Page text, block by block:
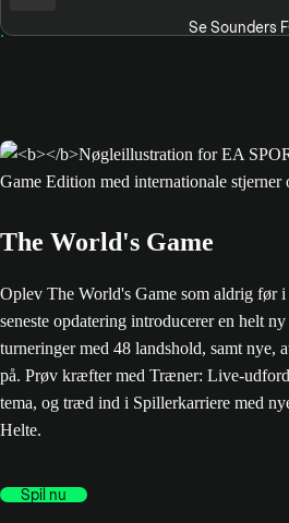
Se Sounders
The World's Game
Oplev The World's Game som aldrig
seneste opdatering introducerer en helt
turneringer med 48 landshold, samt nye,
på. Prøv kræfter med Træner: Live-
tema, og træd ind i Spillerkarriere med
Helte.
Spil nu